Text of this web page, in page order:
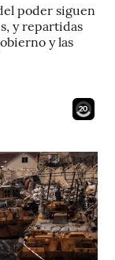
poder siguen
y repartidas
y las
18